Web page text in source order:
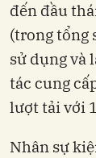
đến đầu
(trong tổng
sử dụng và
tác cung
lượt tải với
Nhân sự